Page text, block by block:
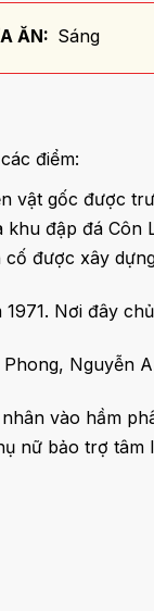
ĂN: Sáng
điểm:
vật gốc được
khu đập đá Côn
được xây
Nơi đây
Nguyễn
vào hầm
nữ bảo trợ tâm